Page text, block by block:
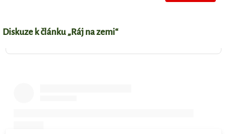
Diskuze k článku „Ráj na zemi“